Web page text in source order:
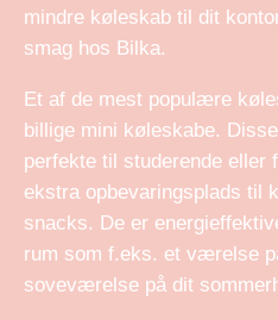
mindre køleskab til dit
smag hos Bilka.
Et af de mest populære
billige mini køleskabe.
perfekte til studerende eller
ekstra opbevaringsplads til
snacks. De er
rum som f.eks. et værelse
soveværelse på dit